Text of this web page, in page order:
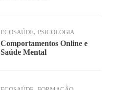
ECOSAÚDE, PSICOLOGIA
Comportamentos Online e
Saúde Mental